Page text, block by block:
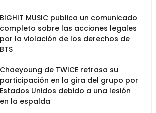
BIGHIT MUSIC publica un comunicado
completo sobre las acciones legales
por la violación de los derechos de
BTS
Chaeyoung de TWICE retrasa su
participación en la gira del grupo por
Estados Unidos debido a una lesión
en la espalda